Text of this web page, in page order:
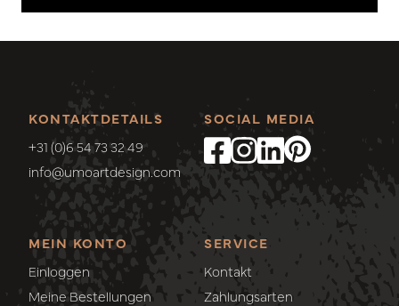
KONTAKTDETAILS
+31 (0)6 54 73 32 49
info@umoartdesign.com
MEIN KONTO
Einloggen
Meine Bestellungen
SERVICE
Kontakt
Zahlungsarten
SOCIAL MEDIA